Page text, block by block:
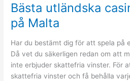
till
med?
Bästa utländska
på Malta
Har du bestämt dig för att spela på
Då vet du säkerligen redan om att
inte erbjuder skattefria vinster. För
skattefria vinster och få behålla